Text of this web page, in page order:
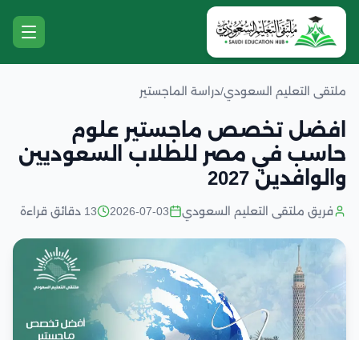
ملتقى التعليم السعودي/دراسة الماجستير
افضل تخصص ماجستير علوم
حاسب في مصر للطلاب السعوديين
والوافدين 2027
فريق ملتقى التعليم السعودي 2026-07-03 13 دقائق قراءة